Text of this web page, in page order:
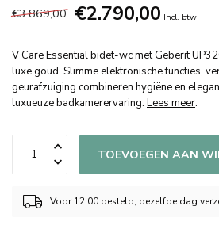
€3.869,00 €2.790,00 Incl. btw
V Care Essential bidet-wc met Geberit
luxe goud. Slimme elektronische functies,
geurafzuiging combineren hygiëne en
luxueuze badkamerervaring. Lees meer.
TOEVOEGEN AAN
Voor 12:00 besteld, dezelfde dag